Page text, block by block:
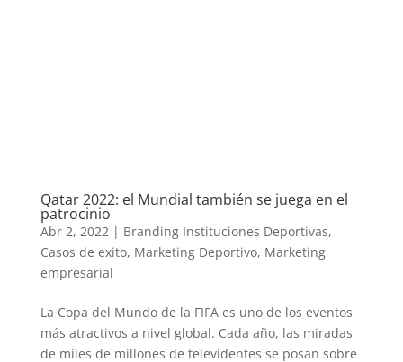
Qatar 2022: el Mundial también se juega en el
patrocinio
Abr 2, 2022| Branding Instituciones Deportivas,
Casos de exito, Marketing Deportivo, Marketing
empresarial
La Copa del Mundo de la FIFA es uno de los eventos
más atractivos a nivel global. Cada año, las miradas
de miles de millones de televidentes se posan sobre